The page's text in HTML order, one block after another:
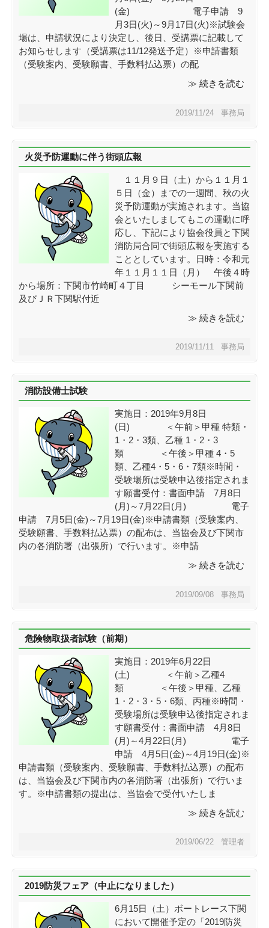
(金) 電子申請 9
月3日(火)～9月17日(火)※試験会
場は、申請状況により決定し、後日、受講票に記載して
お知らせします（受講票は11/12発送予定）※申請書類
（受験案内、受験願書、手数料払込票）の配
≫ 続きを読む
2019/11/24 事務局
火災予防運動に伴う街頭広報
１１月９日（土）から１１月１
５日（金）までの一週間、秋の火
災予防運動が実施されます。当協
会といたしましてもこの運動に呼
応し、下記により協会役員と下関
消防局合同で街頭広報を実施する
こととしています。日時：令和元
年１１月１１日（月） 午後４時
から場所：下関市竹崎町４丁目 シーモール下関前
及びＪＲ下関駅付近
≫ 続きを読む
2019/11/11 事務局
消防設備士試験
実施日：2019年9月8日
(日) ＜午前＞甲種 特類・
1・2・3類、乙種 1・2・3
類 ＜午後＞甲種 4・5
類、乙種4・5・6・7類※時間・
受験場所は受験申込後指定されま
す願書受付：書面申請 7月8日
(月)～7月22日(月) 電子
申請 7月5日(金)～7月19日(金)※申請書類（受験案内、
受験願書、手数料払込票）の配布は、当協会及び下関市
内の各消防署（出張所）で行います。※申請
≫ 続きを読む
2019/09/08 事務局
危険物取扱者試験（前期）
実施日：2019年6月22日
(土) ＜午前＞乙種4
類 ＜午後＞甲種、乙種
1・2・3・5・6類、丙種※時間・
受験場所は受験申込後指定されま
す願書受付：書面申請 4月8日
(月)～4月22日(月) 電子
申請 4月5日(金)～4月19日(金)※
申請書類（受験案内、受験願書、手数料払込票）の配布
は、当協会及び下関市内の各消防署（出張所）で行いま
す。※申請書類の提出は、当協会で受付いたしま
≫ 続きを読む
2019/06/22 管理者
2019防災フェア（中止になりました）
6月15日（土）ボートレース下関
において開催予定の「2019防災